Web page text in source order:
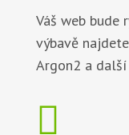
Váš web bude
výbavě
Argon2 a další
